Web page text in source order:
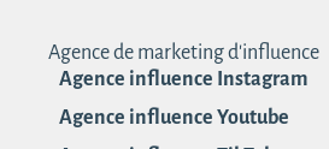
Agence de marketing d'influence
Agence influence Instagram
Agence influence Youtube